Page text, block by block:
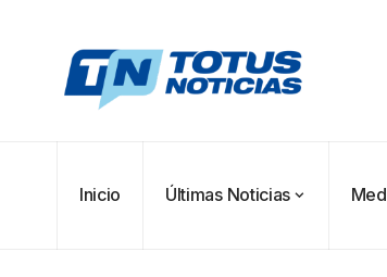
Inicio Últimas Noticias